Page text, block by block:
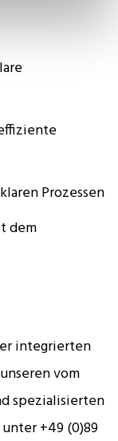
Prozessen
dem
integrierten
vom
spezialisierten
+49 (0)89